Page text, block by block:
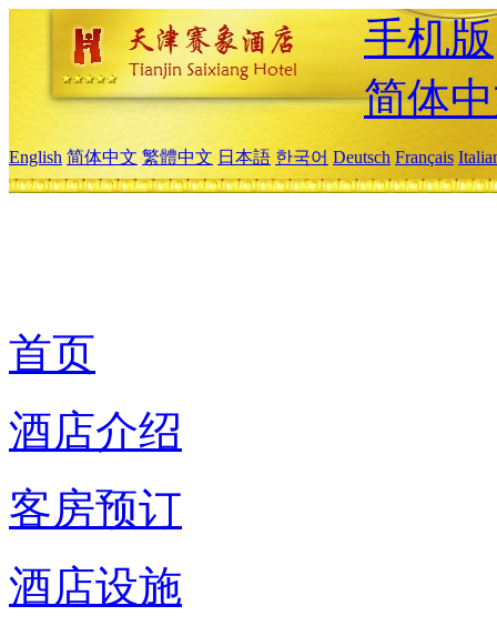
手机版
简体
English 简体中文 繁體中文 日本語 한국어 Deutsch Français
首页
酒店介绍
客房预订
酒店设施